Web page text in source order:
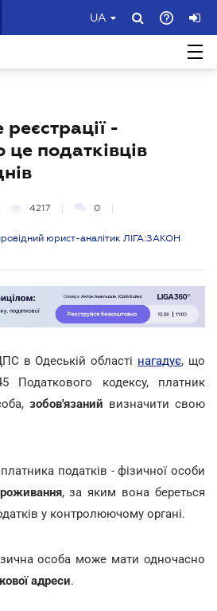
UA
-
це податківців
4217 0
юрист-аналітик ЛІГА:ЗАКОН
в Одеській області нагадує, що
Податкового кодексу, платник
зобов'язаний визначити свою
податків - фізичної особи
, за яким вона береться
у контролюючому органі.
особа може мати одночасно
адреси.